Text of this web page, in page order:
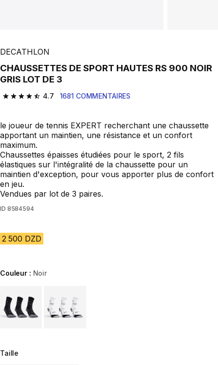
DECATHLON
CHAUSSETTES DE SPORT HAUTES RS 900 NOIR
GRIS LOT DE 3
4.7
4.7 out of 5 stars from 1681 reviews
1681 COMMENTAIRES
le joueur de tennis EXPERT recherchant une chaussette
apportant un maintien, une résistance et un confort
maximum.
Chaussettes épaisses étudiées pour le sport, 2 fils
élastiques sur l'intégralité de la chaussette pour un
maintien d'exception, pour vous apporter plus de confort
en jeu.
Vendues par lot de 3 paires.
ID 8584594
2 500 DZD
Couleur : Noir
Taille